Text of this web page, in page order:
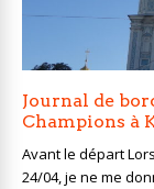
Journal de
Champions à
Avant le départ
24/04, je ne me